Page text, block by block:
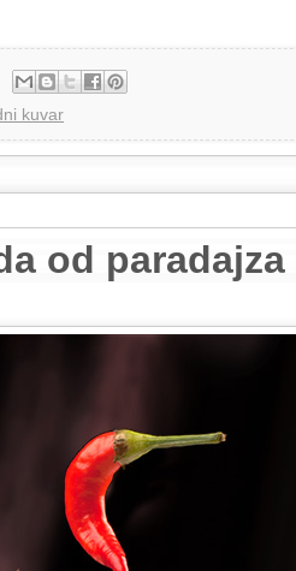
kuvar
od paradajza